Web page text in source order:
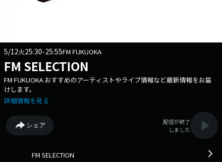
5/12火25:30-25:55FM FUKUOKA
FM SELECTION
FM FUKUOKA おすすめのアーティストやライブ情報など最新情報をお届
けします。
詳細情報を見る
シェア
配信が終了
しました
FM SELECTION